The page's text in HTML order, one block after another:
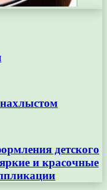
детского
и красочные